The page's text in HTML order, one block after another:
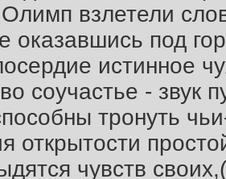
взлетели
оказавшись под
истинное
соучастье - звук
тронуть
открытости
чувств